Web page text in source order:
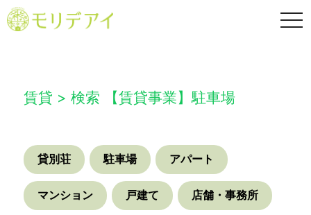
賃貸 > 検索 【賃貸事業】駐車場
貸別荘 駐車場 アパート
マンション 戸建て 店舗・事務所